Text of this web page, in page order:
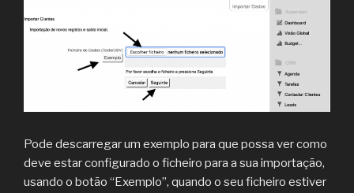
Pode descarregar um exemplo para que possa ver como
deve estar configurado o ficheiro para a sua importação,
usando o botão “Exemplo”, quando o seu ficheiro estiver